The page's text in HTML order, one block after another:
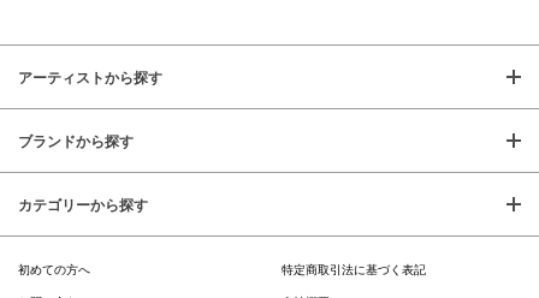
アーティストから探す
ブランドから探す
カテゴリーから探す
初めての方へ
特定商取引法に基づく表記